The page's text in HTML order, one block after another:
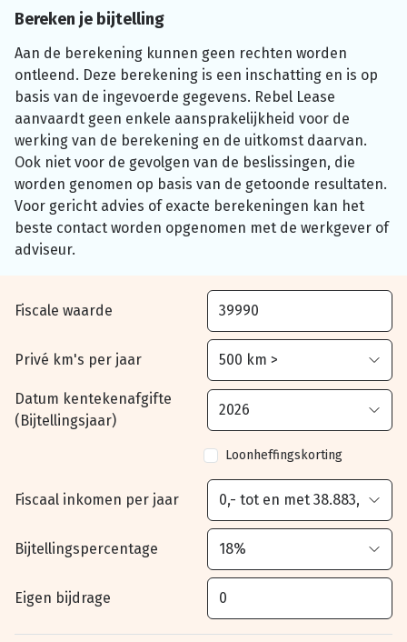
Bereken je bijtelling
Aan de berekening kunnen geen rechten worden
ontleend. Deze berekening is een inschatting en is op
basis van de ingevoerde gegevens. Rebel Lease
aanvaardt geen enkele aansprakelijkheid voor de
werking van de berekening en de uitkomst daarvan.
Ook niet voor de gevolgen van de beslissingen, die
worden genomen op basis van de getoonde resultaten.
Voor gericht advies of exacte berekeningen kan het
beste contact worden opgenomen met de werkgever of
adviseur.
Fiscale waarde
Privé km's per jaar
Datum kentekenafgifte
(Bijtellingsjaar)
Loonheffingskorting
Fiscaal inkomen per jaar
Bijtellingspercentage
Eigen bijdrage